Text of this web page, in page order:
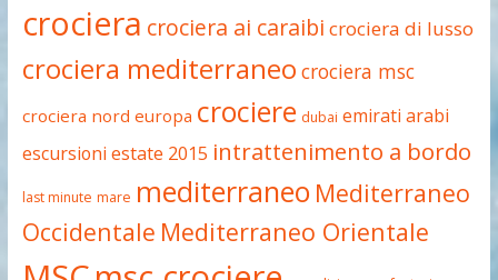
crociera crociera ai caraibi crociera di lusso
crociera mediterraneo crociera msc
crociera nord europa crociere dubai emirati arabi
escursioni estate 2015 intrattenimento a bordo
last minute mare mediterraneo Mediterraneo
Occidentale Mediterraneo Orientale